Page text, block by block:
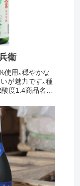
衛
使用｡穏やかな
が魅力です｡種
度1.4商品名：
税込みカート
>商品...